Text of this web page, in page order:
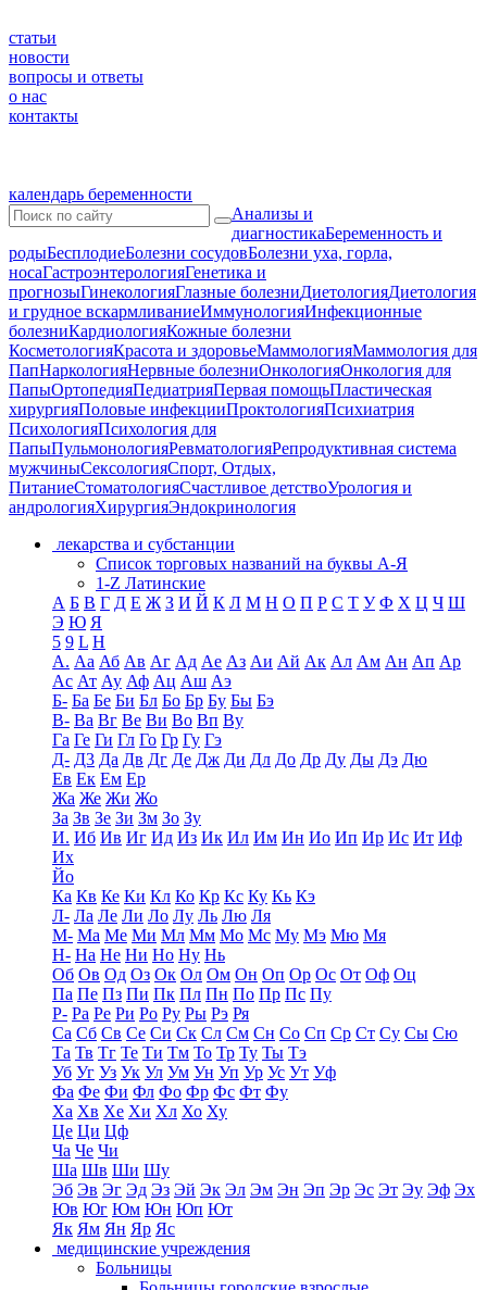
статьи
новости
вопросы и ответы
о нас
контакты
календарь беременности
Анализы и
диагностикаБеременность и
родыБесплодиеБолезни сосудовБолезни уха, горла,
носаГастроэнтерологияГенетика и
прогнозыГинекологияГлазные болезниДиетологияДиетология
и грудное вскармливаниеИммунологияИнфекционные
болезниКардиологияКожные болезни
КосметологияКрасота и здоровьеМаммологияМаммология для
ПапНаркологияНервные болезниОнкологияОнкология для
ПапыОртопедияПедиатрияПервая помощьПластическая
хирургияПоловые инфекцииПроктологияПсихиатрия
ПсихологияПсихология для
ПапыПульмонологияРевматологияРепродуктивная система
мужчиныСексологияСпорт, Отдых,
ПитаниеСтоматологияСчастливое детствоУрология и
андрологияХирургияЭндокринология
лекарства и субстанции
Список торговых названий на буквы А-Я
1-Z Латинские
А Б В Г Д Е Ж З И Й К Л М Н О П Р С Т У Ф Х Ц Ч Ш
Э Ю Я
5 9 L H
А. Аа Аб Ав Аг Ад Ае Аз Аи Ай Ак Ал Ам Ан Ап Ар
Ас Ат Ау Аф Ац Аш Аэ
Б- Ба Бе Би Бл Бо Бр Бу Бы Бэ
В- Ва Вг Ве Ви Во Вп Ву
Га Ге Ги Гл Го Гр Гу Гэ
Д- Д3 Да Дв Дг Де Дж Ди Дл До Др Ду Ды Дэ Дю
Ев Ек Ем Ер
Жа Же Жи Жо
За Зв Зе Зи Зм Зо Зу
И. Иб Ив Иг Ид Из Ик Ил Им Ин Ио Ип Ир Ис Ит Иф
Их
Йо
Ка Кв Ке Ки Кл Ко Кр Кс Ку Кь Кэ
Л- Ла Ле Ли Ло Лу Ль Лю Ля
М- Ма Ме Ми Мл Мм Мо Мс Му Мэ Мю Мя
Н- На Не Ни Но Ну Нь
Об Ов Од Оз Ок Ол Ом Он Оп Ор Ос От Оф Оц
Па Пе Пз Пи Пк Пл Пн По Пр Пс Пу
Р- Ра Ре Ри Ро Ру Ры Рэ Ря
Са Сб Св Се Си Ск Сл См Сн Со Сп Ср Ст Су Сы Сю
Та Тв Тг Те Ти Тм То Тр Ту Ты Тэ
Уб Уг Уз Ук Ул Ум Ун Уп Ур Ус Ут Уф
Фа Фе Фи Фл Фо Фр Фс Фт Фу
Ха Хв Хе Хи Хл Хо Ху
Це Ци Цф
Ча Че Чи
Ша Шв Ши Шу
Эб Эв Эг Эд Эз Эй Эк Эл Эм Эн Эп Эр Эс Эт Эу Эф Эх
Юв Юг Юм Юн Юп Ют
Як Ям Ян Яр Яс
медицинские учреждения
Больницы